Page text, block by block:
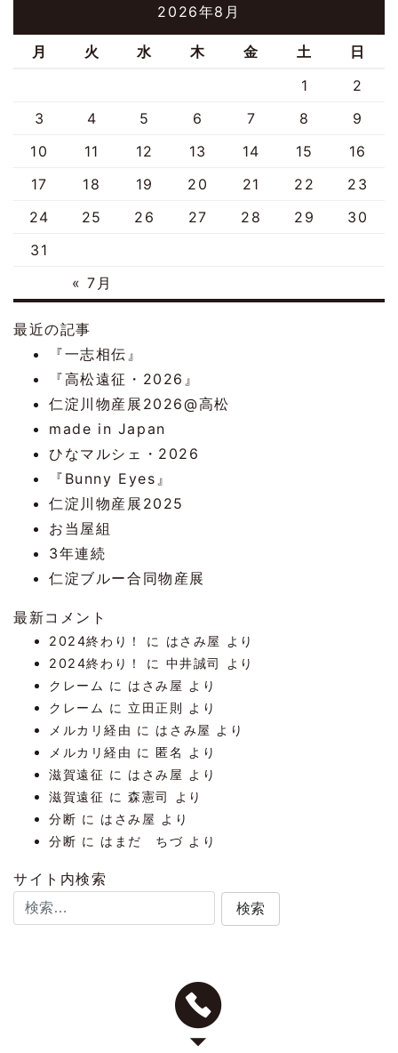
2026年8月
月 火 水 木 金 土 日
« 7月
1
2
3
4 5 6 7 8
9
10
11 12 13 14 15
16
17
18 19 20 21 22
23
24
25 26 27 28 29
30
31
最近の記事
『一志相伝』
『高松遠征・2026』
仁淀川物産展2026@高松
made in Japan
ひなマルシェ・2026
『Bunny Eyes』
仁淀川物産展2025
お当屋組
3年連続
仁淀ブルー合同物産展
最新コメント
2024終わり！ に はさみ屋
より
2024終わり！
に 中井誠司
より
クレーム に はさみ屋 より
クレーム に 立田正則 より
メルカリ経由 に はさみ屋 より
メルカリ経由 に匿名
より
滋賀遠征 に はさみ屋 より
滋賀遠征 に森憲司
より
分断 に はさみ屋 より
分断 に はまだ ちづ より
サイト内検索